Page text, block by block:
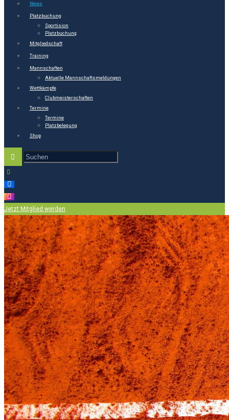
News
Platzbuchung
Sportision
Platzbuchung
Mitgliedschaft
Training
Mannschaften
Aktuelle Mannschaftsmeldungen
Wettkämpfe
Clubmeisterschaften
Termine
Termine
Platzbelegung
Shop
Jetzt Mitglied werden